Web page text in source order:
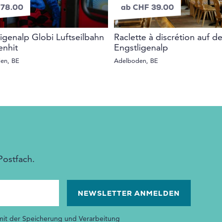
78.00
Globi Luftseilbahn
BE
ab CHF 39.00
Raclette à discrétion auf
Engstligenalp
Adelboden, BE
der Speicherung und Verarbeitung